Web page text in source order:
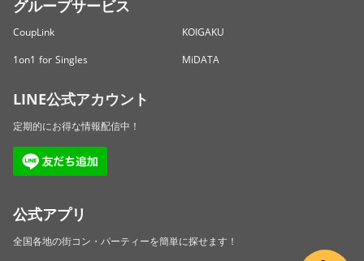
グループサービス
CoupLink
KOIGAKU
1on1 for Singles
MiDATA
LINE公式アカウント
定期的にお得な情報配信中！
公式アプリ
全国各地の街コン・パーティーを簡単に探せます！